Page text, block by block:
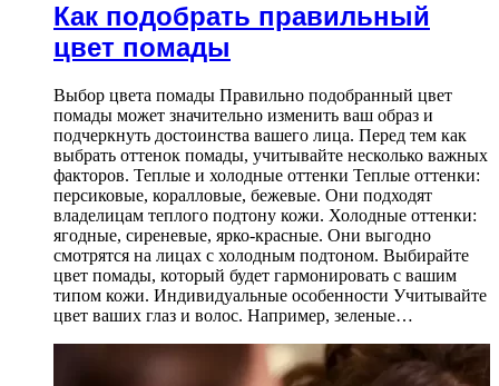
Как подобрать правильный
цвет помады
Выбор цвета помады Правильно подобранный цвет
помады может значительно изменить ваш образ и
подчеркнуть достоинства вашего лица. Перед тем как
выбрать оттенок помады, учитывайте несколько важных
факторов. Теплые и холодные оттенки Теплые оттенки:
персиковые, коралловые, бежевые. Они подходят
владелицам теплого подтону кожи. Холодные оттенки:
ягодные, сиреневые, ярко-красные. Они выгодно
смотрятся на лицах с холодным подтоном. Выбирайте
цвет помады, который будет гармонировать с вашим
типом кожи. Индивидуальные особенности Учитывайте
цвет ваших глаз и волос. Например, зеленые…